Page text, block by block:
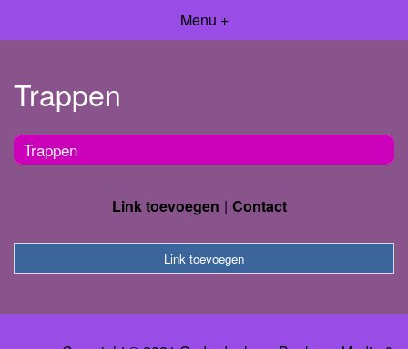
Menu +
Trappen
Trappen
Link toevoegen Contact
Link toevoegen